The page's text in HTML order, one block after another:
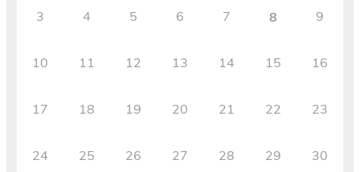
3 4 5 6 7 8 9
10 11 12 13 14 15 16
17 18 19 20 21 22 23
24 25 26 27 28 29 30